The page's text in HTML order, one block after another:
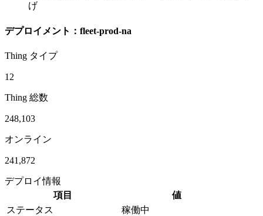
げ
デプロイメント：fleet-prod-na
Thing タイプ
12
Thing 総数
248,103
オンライン
241,872
デプロイ情報
項目
値
ステータス
稼働中